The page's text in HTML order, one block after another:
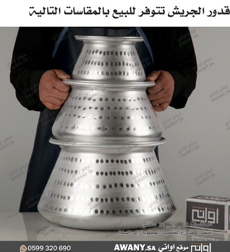
قدور الجريش تتوفر للبيع بالمقاسات التالية